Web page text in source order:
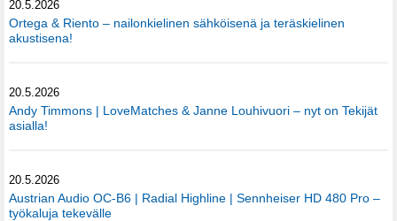
20.5.2026
Ortega & Riento – nailonkielinen sähköisenä ja teräskielinen
akustisena!
20.5.2026
Andy Timmons | LoveMatches & Janne Louhivuori – nyt on Tekijät
asialla!
20.5.2026
Austrian Audio OC-B6 | Radial Highline | Sennheiser HD 480 Pro –
työkaluja tekevälle